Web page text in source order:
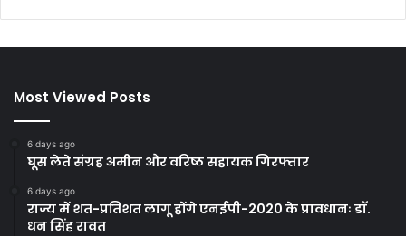
Most Viewed Posts
6 days ago
घूस लेते संग्रह अमीन और वरिष्ठ सहायक गिरफ्तार
6 days ago
राज्य में शत-प्रतिशत लागू होंगे एनईपी-2020 के प्रावधानः डाॅ.
धन सिंह रावत